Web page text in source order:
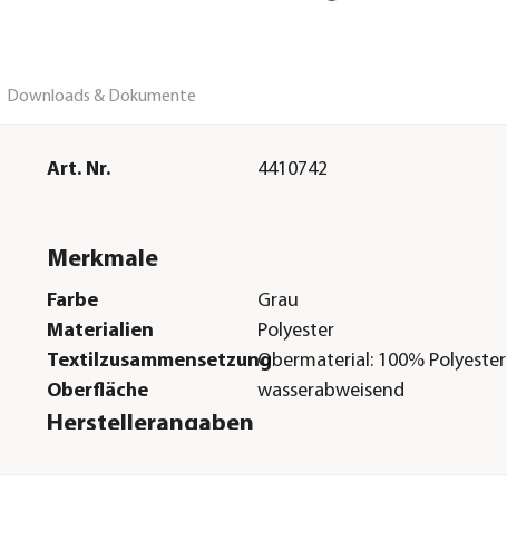
Downloads & Dokumente
Art. Nr. 4410742
Merkmale
Farbe
Grau
Materialien
Polyester
TextilzusammensetzungObermaterial: 100% Polyester
Oberfläche
wasserabweisend
Herstellerangaben